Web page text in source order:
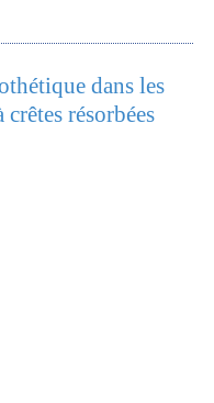
dans les
résorbées